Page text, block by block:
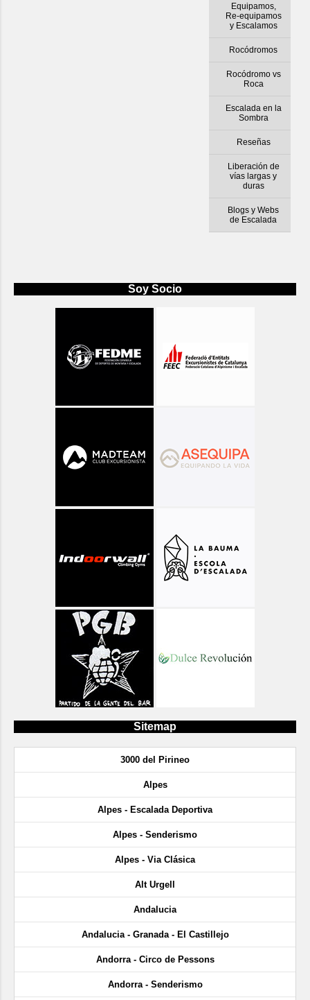
Equipamos,
Re-equipamos
y Escalamos
Rocódromos
Rocódromo vs
Roca
Escalada en la
Sombra
Reseñas
Liberación de
vías largas y
duras
Blogs y Webs
de Escalada
Soy Socio
Sitemap
3000 del Pirineo
Alpes
Alpes - Escalada Deportiva
Alpes - Senderismo
Alpes - Via Clásica
Alt Urgell
Andalucia
Andalucia - Granada - El Castillejo
Andorra - Circo de Pessons
Andorra - Senderismo